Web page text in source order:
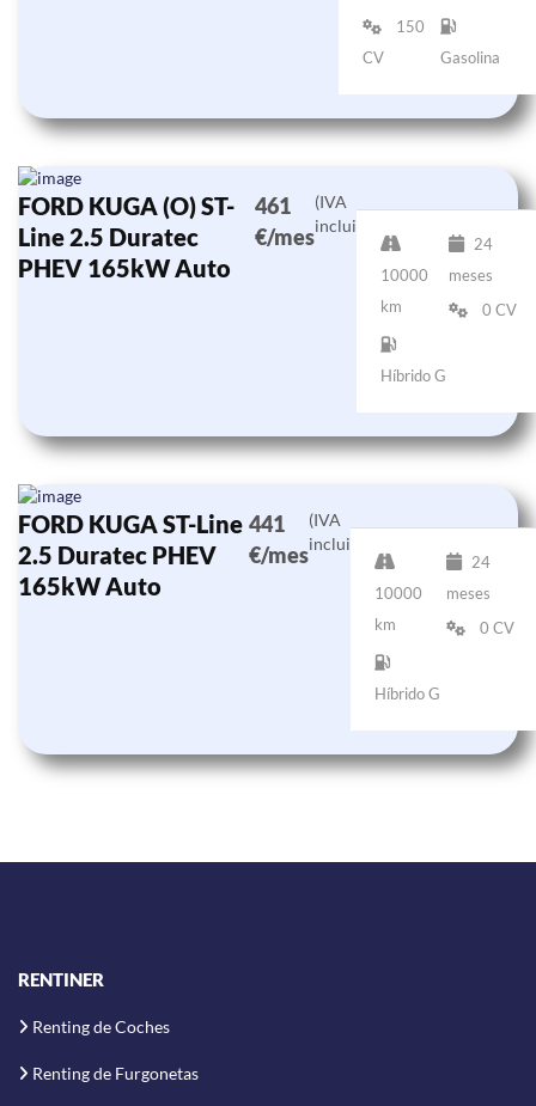
150
CV
Gasolina
FORD KUGA (O) ST-
Line 2.5 Duratec
PHEV 165kW Auto
461
€/mes
(IVA
incluido)
10000
km
24
meses
0 CV
Híbrido G
FORD KUGA ST-Line
2.5 Duratec PHEV
165kW Auto
441
€/mes
(IVA
incluido)
10000
km
24
meses
0 CV
Híbrido G
RENTINER
Renting de Coches
Renting de Furgonetas